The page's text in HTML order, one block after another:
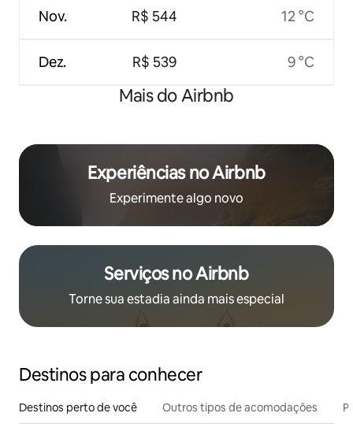
Nov.
Dez.
R$ 544
R$ 539
12 °C
9 °C
Mais do Airbnb
Experiências no Airbnb
Experimente algo novo
Serviços no Airbnb
Torne sua estadia ainda mais especial
Destinos para conhecer
Destinos perto de você Outros tipos de acomodações